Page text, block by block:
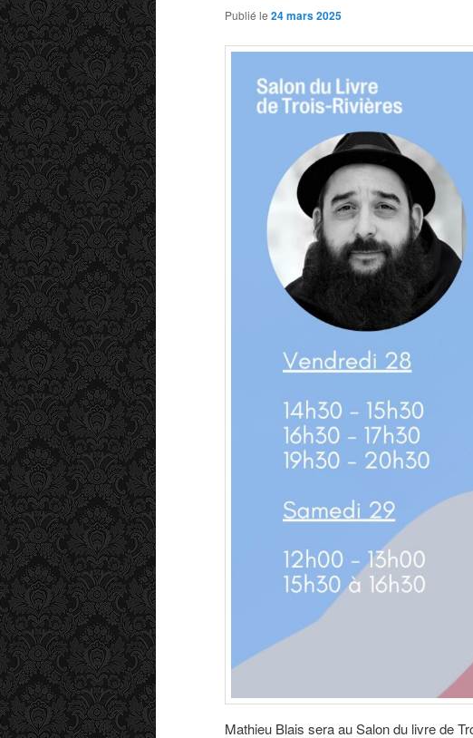
Publié le 24 mars 2025
Mathieu Blais sera au Salon du livre de